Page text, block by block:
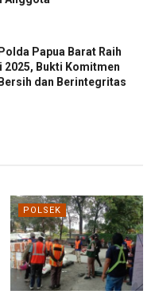
Papua Barat Raih
2025, Bukti Komitmen
dan Berintegritas
POLSEK